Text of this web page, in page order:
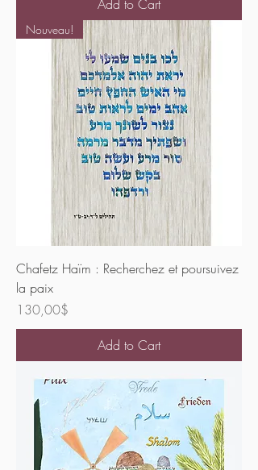
Add to Cart
Nouveau!
Chafetz Haïm : Recherchez et poursuivez
la paix
Price
130,00$
Add to Cart